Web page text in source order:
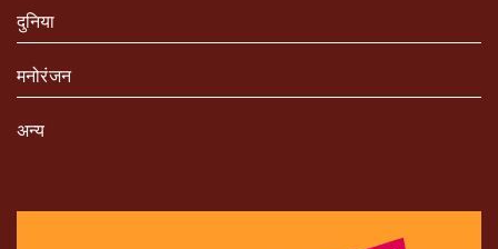
दुनिया
मनोरंजन
अन्य